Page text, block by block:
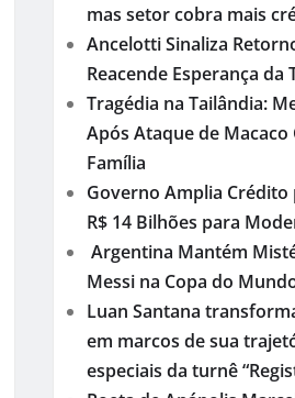
mas setor cobra mais
Ancelotti Sinaliza
Reacende Esperança da
Tragédia na Tailândia:
Após Ataque de
Família
Governo Amplia Crédito
R$ 14 Bilhões para
Argentina Mantém
Messi na Copa do
Luan Santana
em marcos de sua
especiais da turnê